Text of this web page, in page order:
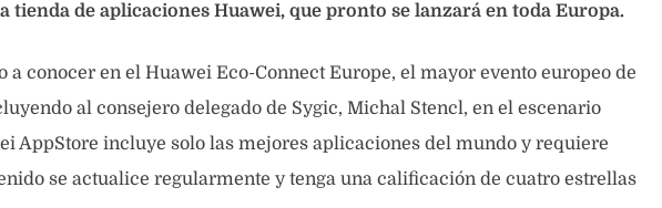
tienda de aplicaciones Huawei, que pronto se lanzará en toda Europa.
a conocer en el Huawei Eco-Connect Europe, el mayor evento europeo de
al consejero delegado de Sygic, Michal Stencl, en el escenario
AppStore incluye solo las mejores aplicaciones del mundo y requiere
se actualice regularmente y tenga una calificación de cuatro estrellas